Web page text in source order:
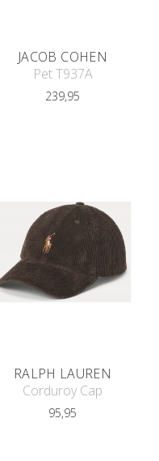
JACOB COHEN
Pet T937A
239,95
RALPH LAUREN
Corduroy Cap
95,95